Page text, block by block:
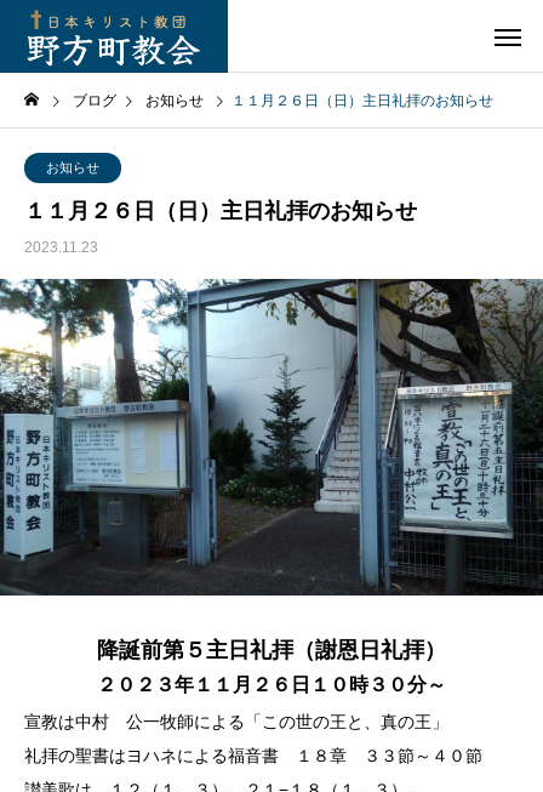
ブログ お知らせ １１月２６日（日）主日礼拝のお知らせ
お知らせ
１１月２６日（日）主日礼拝のお知らせ
2023.11.23
降誕前第５主日礼拝（謝恩日礼拝）
２０２３年１１月２６日１０時３０分～
宣教は中村 公一牧師による「この世の王と、真の王」
礼拝の聖書はヨハネによる福音書 １８章 ３３節～４０節